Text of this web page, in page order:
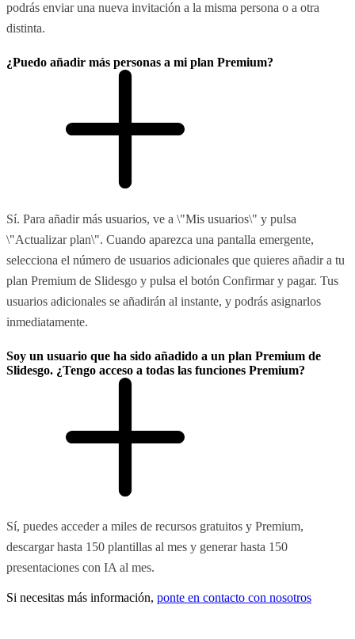
podrás enviar una nueva invitación a la misma persona o a otra
distinta.
¿Puedo añadir más personas a mi plan Premium?
Sí. Para añadir más usuarios, ve a \"Mis usuarios\" y pulsa
\"Actualizar plan\". Cuando aparezca una pantalla emergente,
selecciona el número de usuarios adicionales que quieres añadir a tu
plan Premium de Slidesgo y pulsa el botón Confirmar y pagar. Tus
usuarios adicionales se añadirán al instante, y podrás asignarlos
inmediatamente.
Soy un usuario que ha sido añadido a un plan Premium de
Slidesgo. ¿Tengo acceso a todas las funciones Premium?
Sí, puedes acceder a miles de recursos gratuitos y Premium,
descargar hasta 150 plantillas al mes y generar hasta 150
presentaciones con IA al mes.
Si necesitas más información, ponte en contacto con nosotros